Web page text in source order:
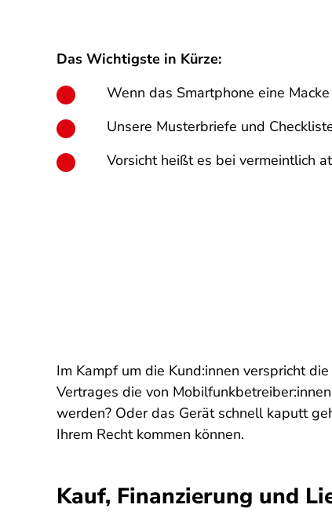
Das Wichtigste in Kürze:
Wenn das Smartphone eine
Unsere Musterbriefe und
Vorsicht heißt es bei vermeintlich
Im Kampf um die Kund:innen verspricht
Vertrages die von
werden? Oder das Gerät schnell kaputt
Ihrem Recht kommen können.
Kauf, Finanzierung und